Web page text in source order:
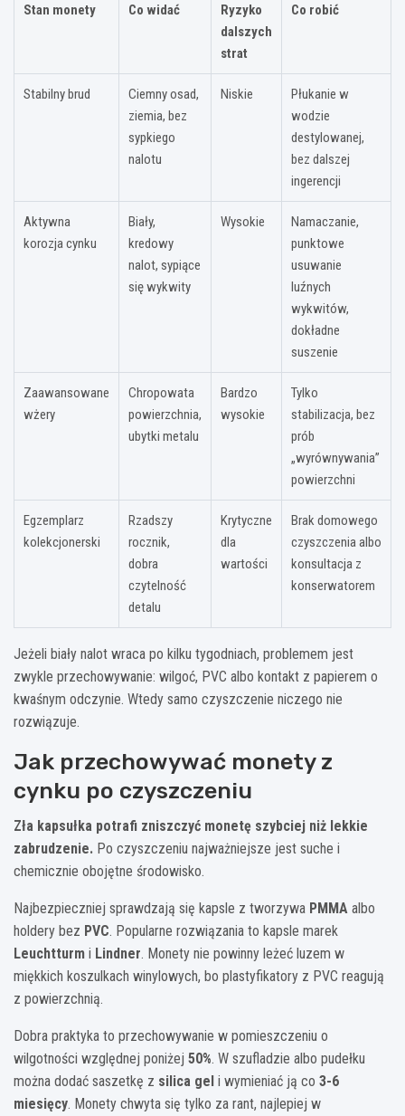
Stan monety Co widać
Ryzyko
dalszych
strat
Co robić
Stabilny brud
Ciemny osad,
ziemia, bez
sypkiego
nalotu
Niskie
Płukanie w
wodzie
destylowanej,
bez dalszej
ingerencji
Aktywna
korozja cynku
Biały,
kredowy
nalot, sypiące
się wykwity
Wysokie
Namaczanie,
punktowe
usuwanie
luźnych
wykwitów,
dokładne
suszenie
Zaawansowane
wżery
Chropowata
powierzchnia,
ubytki metalu
Bardzo
wysokie
Tylko
stabilizacja, bez
prób
„wyrównywania”
powierzchni
Egzemplarz
kolekcjonerski
Rzadszy
rocznik,
dobra
czytelność
detalu
Krytyczne
dla
wartości
Brak domowego
czyszczenia albo
konsultacja z
konserwatorem
Jeżeli biały nalot wraca po kilku tygodniach, problemem jest
zwykle przechowywanie: wilgoć, PVC albo kontakt z papierem o
kwaśnym odczynie. Wtedy samo czyszczenie niczego nie
rozwiązuje.
Jak przechowywać monety z
cynku po czyszczeniu
Zła kapsułka potrafi zniszczyć monetę szybciej niż lekkie
zabrudzenie. Po czyszczeniu najważniejsze jest suche i
chemicznie obojętne środowisko.
Najbezpieczniej sprawdzają się kapsle z tworzywa PMMA albo
holdery bez PVC. Popularne rozwiązania to kapsle marek
Leuchtturm i Lindner. Monety nie powinny leżeć luzem w
miękkich koszulkach winylowych, bo plastyfikatory z PVC reagują
z powierzchnią.
Dobra praktyka to przechowywanie w pomieszczeniu o
wilgotności względnej poniżej 50%. W szufladzie albo pudełku
można dodać saszetkę z silica gel i wymieniać ją co 3-6
miesięcy. Monety chwyta się tylko za rant, najlepiej w